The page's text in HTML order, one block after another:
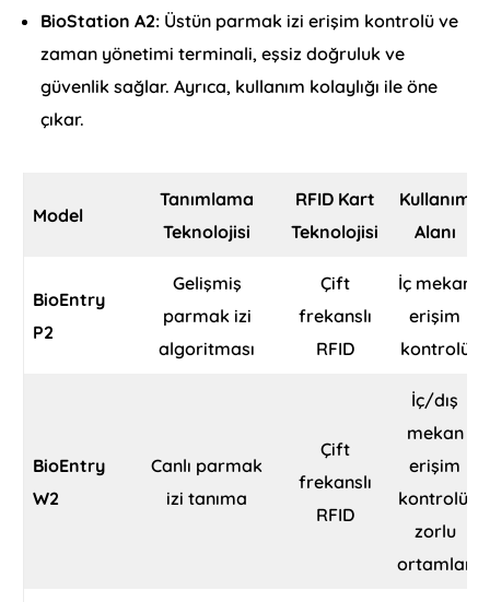
BioStation A2: Üstün parmak izi erişim kontrolü ve
zaman yönetimi terminali, eşsiz doğruluk ve
güvenlik sağlar. Ayrıca, kullanım kolaylığı ile öne
çıkar.
Model
Tanımlama
Teknolojisi
RFID Kart
Teknolojisi
Kullanım
Alanı
BioEntry
P2
Gelişmiş
parmak izi
algoritması
Çift
frekanslı
RFID
İç mekan
erişim
kontrolü
BioEntry
W2
Canlı parmak
izi tanıma
Çift
frekanslı
RFID
İç/dış
mekan
erişim
kontrolü,
zorlu
ortamlar